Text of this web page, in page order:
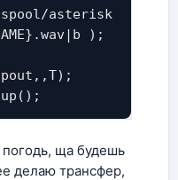
asterisk
);
ща будешь
делаю трансфер,